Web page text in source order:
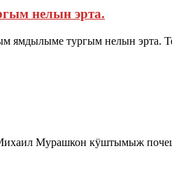
нелын эрта.
ямдылыме тургым нелын эрта.
Мурашкон кӱштымыж